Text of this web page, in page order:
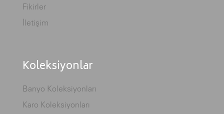
Fikirler
İletişim
Koleksiyonlar
Banyo Koleksiyonları
Karo Koleksiyonları